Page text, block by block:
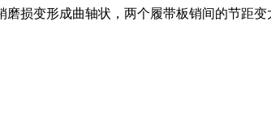
损变形成曲轴状，两个履带板销间的节距变